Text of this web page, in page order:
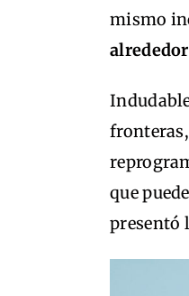
mismo
que
presentó